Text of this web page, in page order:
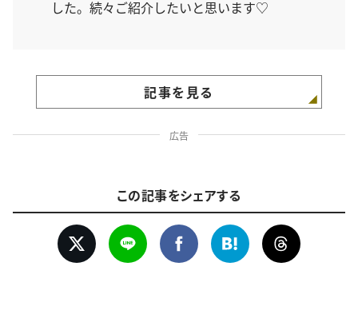
した。続々ご紹介したいと思います♡
記事を見る
広告
この記事をシェアする